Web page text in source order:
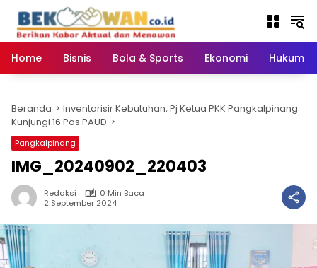
konten
Home
Bisnis Bola & Sports Ekonomi Hukum
Beranda
Inventarisir Kebutuhan, Pj Ketua PKK Pangkalpinang
Kunjungi 16 Pos PAUD
Pangkalpinang
IMG_20240902_220403
Redaksi
0 Min Baca
2 September 2024